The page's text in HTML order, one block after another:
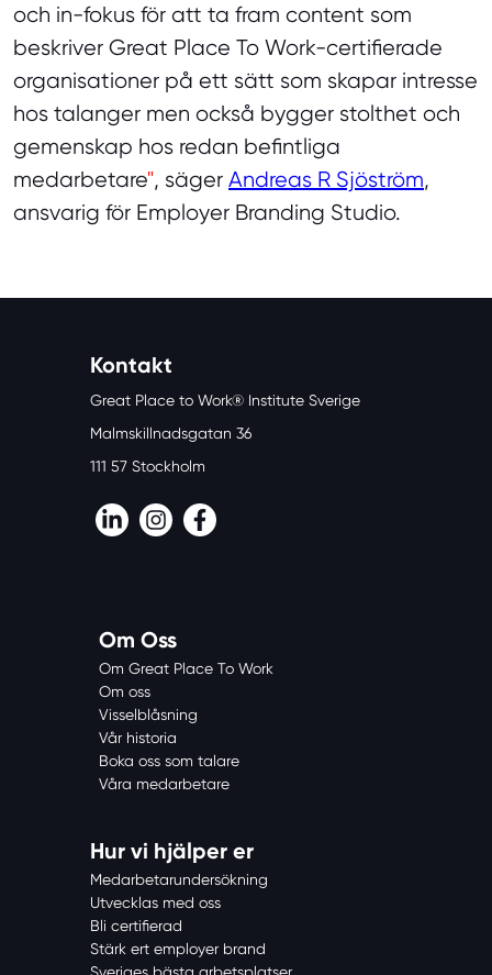
och in-fokus för att ta fram content som
beskriver Great Place To Work-certifierade
organisationer på ett sätt som skapar intresse
hos talanger men också bygger stolthet och
gemenskap hos redan befintliga
medarbetare", säger Andreas R Sjöström,
ansvarig för Employer Branding Studio.
Kontakt
Great Place to Work® Institute Sverige
Malmskillnadsgatan 36
111 57 Stockholm
LinkedInInstagramFacebook
Om Oss
Om Great Place To Work
Om oss
Visselblåsning
Vår historia
Boka oss som talare
Våra medarbetare
Hur vi hjälper er
Medarbetarundersökning
Utvecklas med oss
Bli certifierad
Stärk ert employer brand